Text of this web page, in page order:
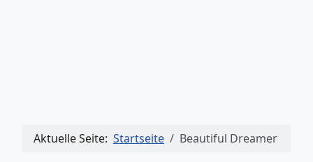
Aktuelle Seite: Startseite Beautiful Dreamer